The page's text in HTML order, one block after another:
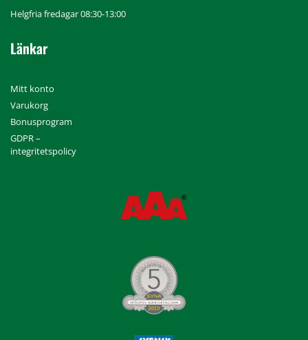
Helgfria fredagar 08:30-13:00
Länkar
Mitt konto
Varukorg
Bonusprogram
GDPR –
integritetspolicy